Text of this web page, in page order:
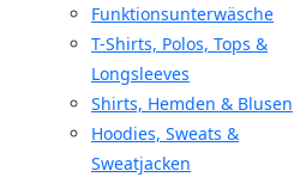
Funktionsunterwäsche
T-Shirts, Polos, Tops &
Longsleeves
Shirts, Hemden & Blusen
Hoodies, Sweats &
Sweatjacken